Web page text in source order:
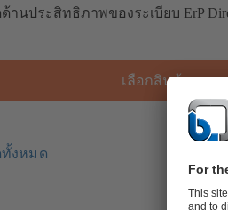
นประสิทธิภาพของระเบียบ ErP
เลือกสินค้า
ทั้งหมด